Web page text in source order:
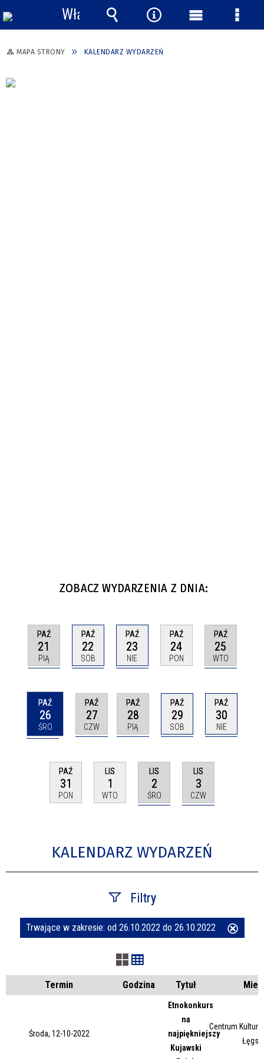
MAPA STRONY KALENDARZ WYDARZEŃ
ZOBACZ WYDARZENIA Z DNIA:
PAŹ
21
PIĄ
PAŹ
22
SOB
PAŹ
23
NIE
PAŹ
24
PON
PAŹ
25
WTO
PAŹ
26
ŚRO
PAŹ
27
CZW
PAŹ
28
PIĄ
PAŹ
29
SOB
PAŹ
30
NIE
PAŹ
31
PON
LIS
1
WTO
LIS
2
ŚRO
LIS
3
CZW
KALENDARZ WYDARZEŃ
Filtry
Szukana fraza
Kategoria
Trwające w zakresie: od 26.10.2022 do 26.10.2022
Termin Godzina Tytuł
Środa, 12-10-2022
Etnokonkurs
na
najpiękniejszy
Kujawski
Centrum Kultury
Włącz
powiadomienia
Wyszukiwarka
Narzędzia
Menu Menu